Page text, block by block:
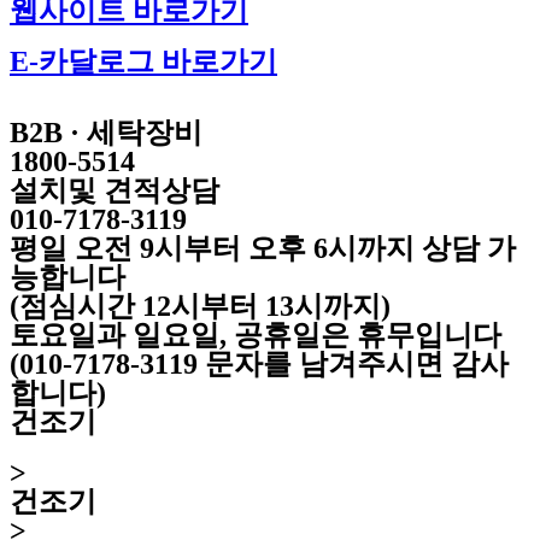
웹사이트 바로가기
E-카달로그 바로가기
B2B · 세탁장비
1800-5514
설치및 견적상담
010-7178-3119
평일 오전 9시부터 오후 6시까지 상담 가
능합니다
(점심시간 12시부터 13시까지)
토요일과 일요일, 공휴일은 휴무입니다
(010-7178-3119 문자를 남겨주시면 감사
합니다)
건조기
>
건조기
>